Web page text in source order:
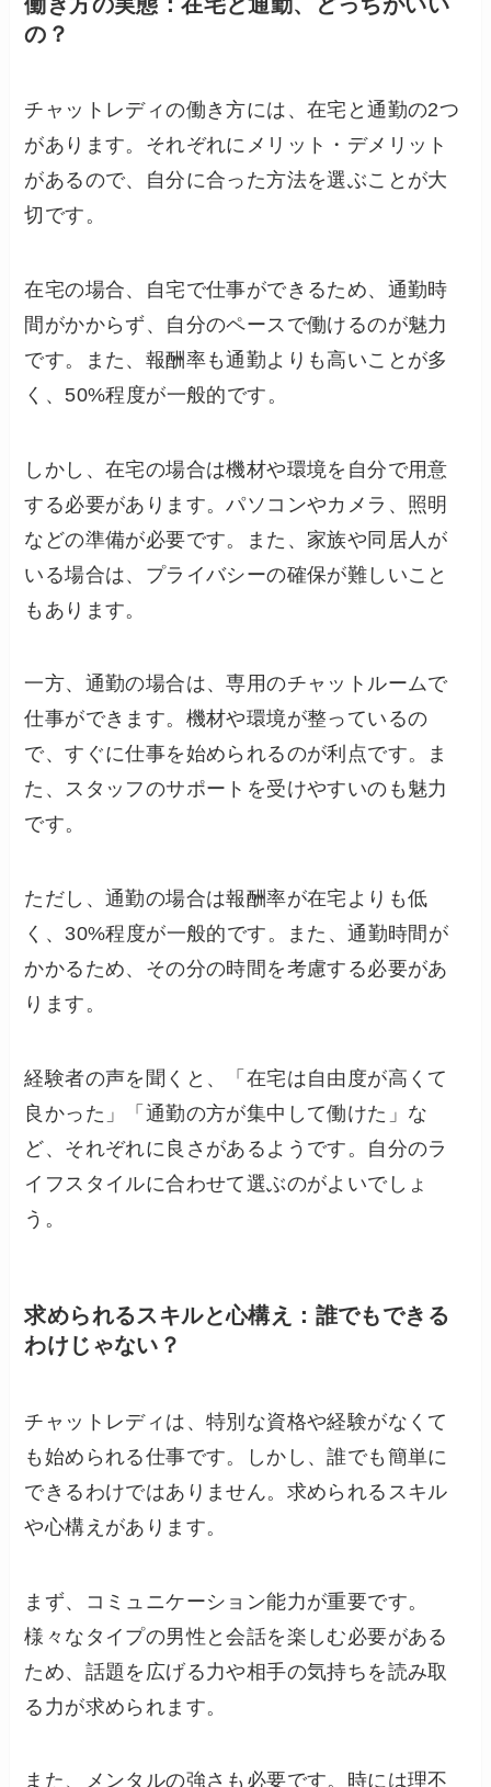
の？
チャットレディの働き方には、在宅と通勤の2つ
があります。それぞれにメリット・デメリット
があるので、自分に合った方法を選ぶことが大
切です。
在宅の場合、自宅で仕事ができるため、通勤時
間がかからず、自分のペースで働けるのが魅力
です。また、報酬率も通勤よりも高いことが多
く、50%程度が一般的です。
しかし、在宅の場合は機材や環境を自分で用意
する必要があります。パソコンやカメラ、照明
などの準備が必要です。また、家族や同居人が
いる場合は、プライバシーの確保が難しいこと
もあります。
一方、通勤の場合は、専用のチャットルームで
仕事ができます。機材や環境が整っているの
で、すぐに仕事を始められるのが利点です。ま
た、スタッフのサポートを受けやすいのも魅力
です。
ただし、通勤の場合は報酬率が在宅よりも低
く、30%程度が一般的です。また、通勤時間が
かかるため、その分の時間を考慮する必要があ
ります。
経験者の声を聞くと、「在宅は自由度が高くて
良かった」「通勤の方が集中して働けた」な
ど、それぞれに良さがあるようです。自分のラ
イフスタイルに合わせて選ぶのがよいでしょ
う。
求められるスキルと心構え：誰でもできる
わけじゃない？
チャットレディは、特別な資格や経験がなくて
も始められる仕事です。しかし、誰でも簡単に
できるわけではありません。求められるスキル
や心構えがあります。
まず、コミュニケーション能力が重要です。
様々なタイプの男性と会話を楽しむ必要がある
ため、話題を広げる力や相手の気持ちを読み取
る力が求められます。
また、メンタルの強さも必要です。時には理不